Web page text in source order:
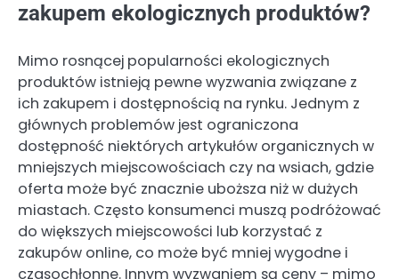
zakupem ekologicznych produktów?
Mimo rosnącej popularności ekologicznych
produktów istnieją pewne wyzwania związane z
ich zakupem i dostępnością na rynku. Jednym z
głównych problemów jest ograniczona
dostępność niektórych artykułów organicznych w
mniejszych miejscowościach czy na wsiach, gdzie
oferta może być znacznie uboższa niż w dużych
miastach. Często konsumenci muszą podróżować
do większych miejscowości lub korzystać z
zakupów online, co może być mniej wygodne i
czasochłonne. Innym wyzwaniem są ceny – mimo